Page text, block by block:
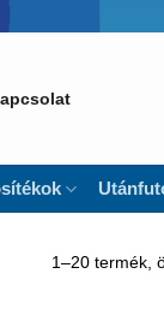
1–20 termék,